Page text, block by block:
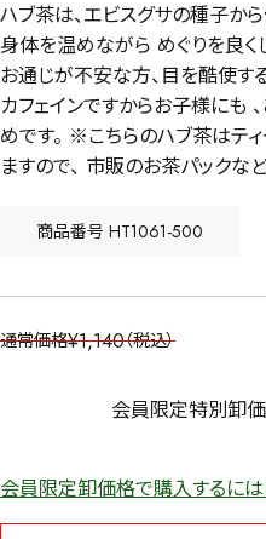
ハブ茶は、エビスグサの種子から
身体を温めながら めぐりを良く
お通じが不安な方、目を酷使す
カフェインですからお子様にも
めです。 ※こちらのハブ茶はテ
ますので、 市販のお茶パックな
商品番号 HT1061-500
通常価格¥1,140 税込
会員限定特別卸
会員限定卸価格で購入するには